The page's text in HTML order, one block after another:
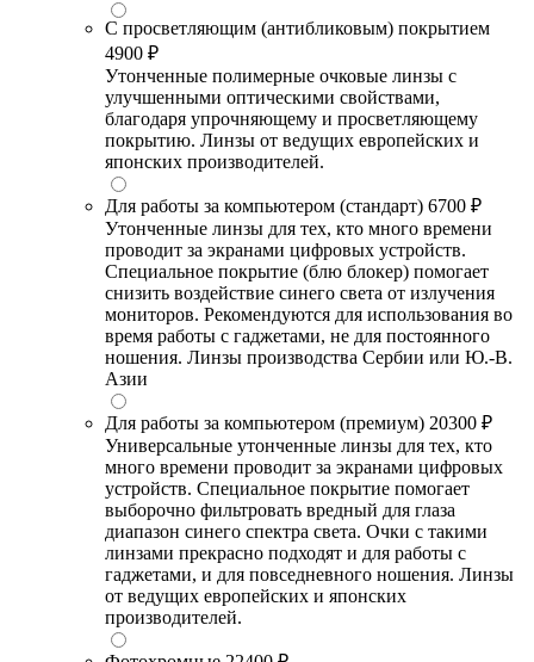
С просветляющим (антибликовым) покрытием
4900 ₽
Утонченные полимерные очковые линзы с
улучшенными оптическими свойствами,
благодаря упрочняющему и просветляющему
покрытию. Линзы от ведущих европейских и
японских производителей.
Для работы за компьютером (стандарт) 6700 ₽
Утонченные линзы для тех, кто много времени
проводит за экранами цифровых устройств.
Специальное покрытие (блю блокер) помогает
снизить воздействие синего света от излучения
мониторов. Рекомендуются для использования во
время работы с гаджетами, не для постоянного
ношения. Линзы производства Сербии или Ю.-В.
Азии
Для работы за компьютером (премиум) 20300 ₽
Универсальные утонченные линзы для тех, кто
много времени проводит за экранами цифровых
устройств. Специальное покрытие помогает
выборочно фильтровать вредный для глаза
диапазон синего спектра света. Очки с такими
линзами прекрасно подходят и для работы с
гаджетами, и для повседневного ношения. Линзы
от ведущих европейских и японских
производителей.